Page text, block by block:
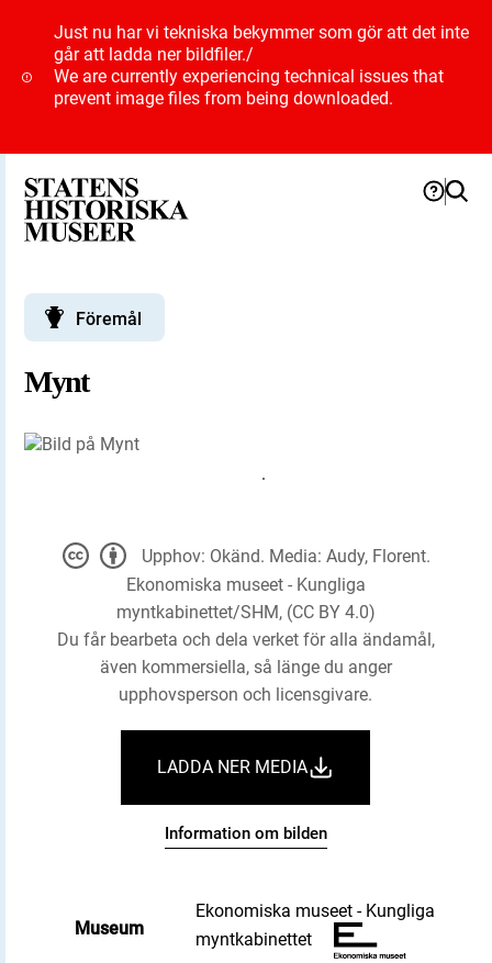
Just nu har vi tekniska bekymmer som gör att det inte
går att ladda ner bildfiler./
We are currently experiencing technical issues that
prevent image files from being downloaded.
Föremål
Mynt
Museum
Ekonomiska museet - Kungliga
myntkabinettet
Upphov: Okänd. Media: Audy, Florent.
Ekonomiska museet - Kungliga
myntkabinettet/SHM, (CC BY 4.0)
Du får bearbeta och dela verket för alla ändamål,
även kommersiella, så länge du anger
upphovsperson och licensgivare.
LADDA NER MEDIA
Information om bilden